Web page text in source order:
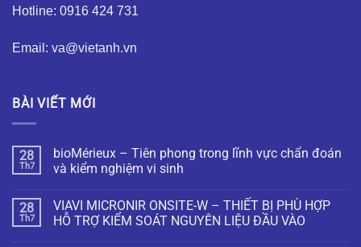
Hotline: 0916 424 731
Email: va@vietanh.vn
BÀI VIẾT MỚI
28
Th7
bioMérieux – Tiên phong trong lĩnh vực chẩn đoán
và kiểm nghiệm vi sinh
28
Th7
VIAVI MICRONIR ONSITE-W – THIẾT BỊ PHÙ HỢP
HỖ TRỢ KIỂM SOÁT NGUYÊN LIỆU ĐẦU VÀO